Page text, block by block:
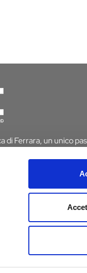
di Ferrara, un unico
di soggiorno